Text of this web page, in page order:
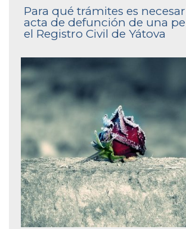
Para qué trámites es
acta de defunción de una
el Registro Civil de Yátova